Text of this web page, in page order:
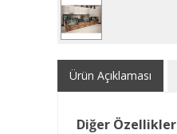
Ürün Açıklaması
Diğer Özellikler